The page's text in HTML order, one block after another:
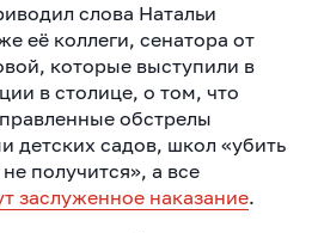
слова Натальи
её коллеги, сенатора от
которые выступили в
в столице, о том, что
обстрелы
детских садов, школ «убить
получится», а все
заслуженное наказание.